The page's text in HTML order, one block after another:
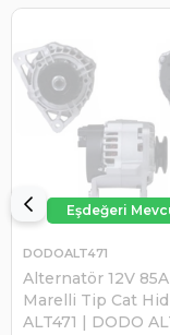
Alternatör 12V
Marelli Tip Cat
ALT471 | DODO
DODOALT471